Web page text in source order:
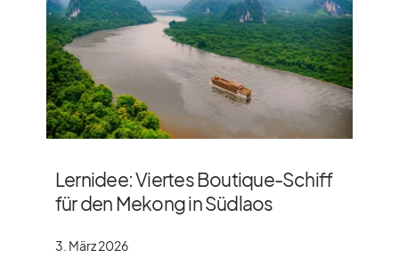
Lernidee: Viertes Boutique-Schiff
für den Mekong in Südlaos
3. März 2026